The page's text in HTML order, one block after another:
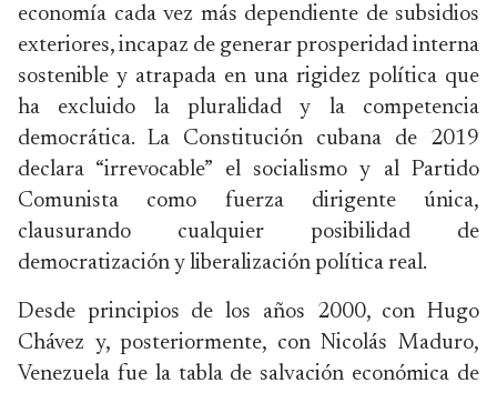
economía cada vez más dependiente de subsidios
exteriores, incapaz de generar prosperidad interna
sostenible y atrapada en una rigidez política que
ha excluido la pluralidad y la competencia
democrática. La Constitución cubana de 2019
declara “irrevocable” el socialismo y al Partido
Comunista como fuerza dirigente única,
clausurando cualquier posibilidad de
democratización y liberalización política real.
Desde principios de los años 2000, con Hugo
Chávez y, posteriormente, con Nicolás Maduro,
Venezuela fue la tabla de salvación económica de